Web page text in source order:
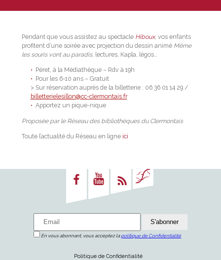
Pendant que vous assistez au spectacle Hiboux, vos enfants
profitent d’une soirée avec projection du dessin animé Même
les souris vont au paradis, lectures, Kapla, légos…
Péret, à la Médiathèque – Rdv à 19h
Pour les 6-10 ans – Gratuit
> Sur réservation auprès de la billetterie : 06 36 01 14 29 /
billetterielesillon@cc-clermontais.fr
Apportez un pique-nique
Proposée par le Réseau des bibliothèques du Clermontais
Toute l’actualité du Réseau en ligne ici
En vous abonnant, vous acceptez lapolitique de Confidentialité
Politique de Confidentialité